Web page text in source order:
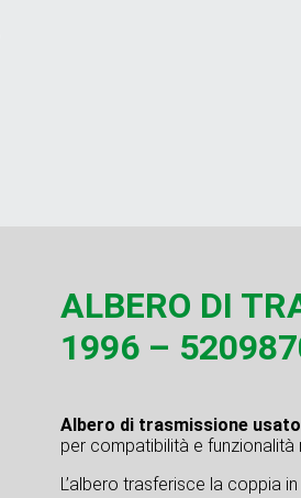
ALBERO DI
1996 –
Albero di trasmissione
per compatibilità e
L’albero trasferisce la coppia